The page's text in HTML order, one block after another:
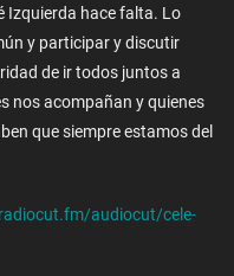
Izquierda hace falta. Lo
y participar y discutir
de ir todos juntos a
nos acompañan y quienes
que siempre estamos del
audiocut/cele-